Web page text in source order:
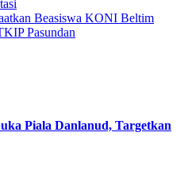
Beasiswa KONI Beltim
Pasundan
Piala Danlanud, Targetkan